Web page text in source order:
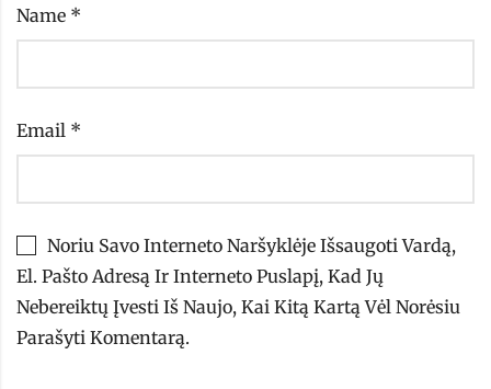
Name *
Email *
Noriu Savo Interneto Naršyklėje Išsaugoti Vardą,
El. Pašto Adresą Ir Interneto Puslapį, Kad Jų
Nebereiktų Įvesti Iš Naujo, Kai Kitą Kartą Vėl Norėsiu
Parašyti Komentarą.